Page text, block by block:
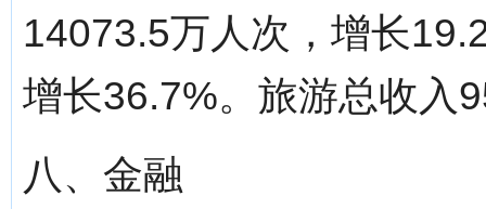
14073.5万人次，增长
增长36.7%。旅游总收入
八、金融